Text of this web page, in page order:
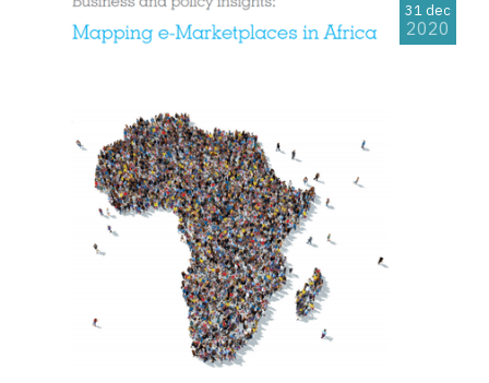
31 dec
2020